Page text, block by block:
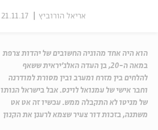
אריאל הורוביץ 21.11.17
הוא היה אחד מהוגיה החשובים של יהדות צרפת
במאה ה-20, בן העדה האלג'יראית ששאף
להלחים בין מזרח ומערב ובין מסורת למודרנה
וחבר אישי של עמנואל לוינס. אבל בישראל הגותו
של מניטו לא התקבלה ממש. עכשיו זה אט אט
משתנה, בזכות דור צעיר שצמא לרענן את הקנון